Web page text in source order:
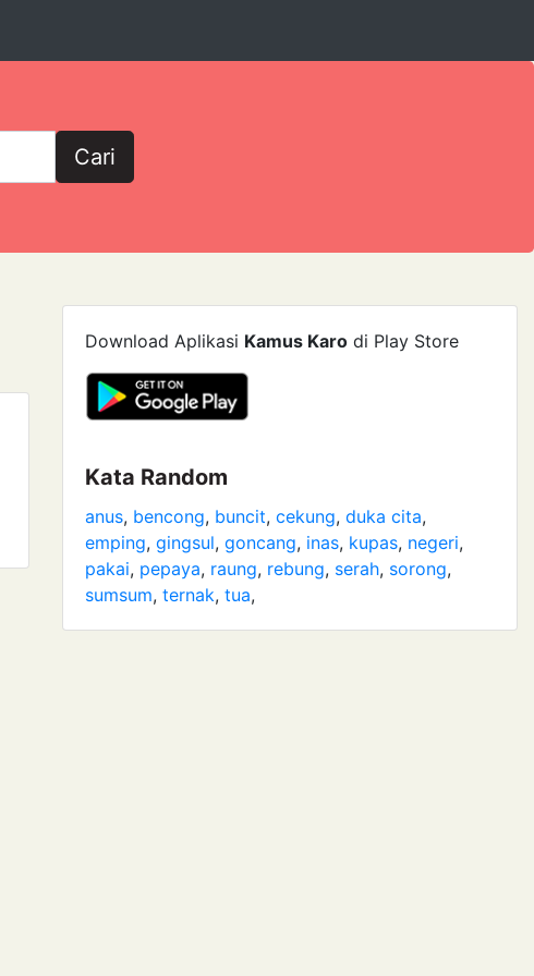
Cari
Download Aplikasi Kamus Karo di Play Store
Kata Random
anus, bencong, buncit, cekung, duka cita,
emping, gingsul, goncang, inas, kupas, negeri,
pakai, pepaya, raung, rebung, serah, sorong,
sumsum, ternak, tua,